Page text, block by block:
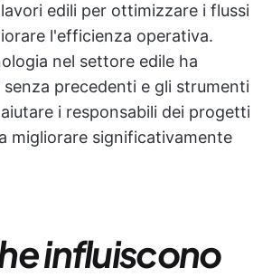
edili per ottimizzare i flussi
l'efficienza operativa.
nel settore edile ha
precedenti e gli strumenti
i responsabili dei progetti
migliorare significativamente
influiscono